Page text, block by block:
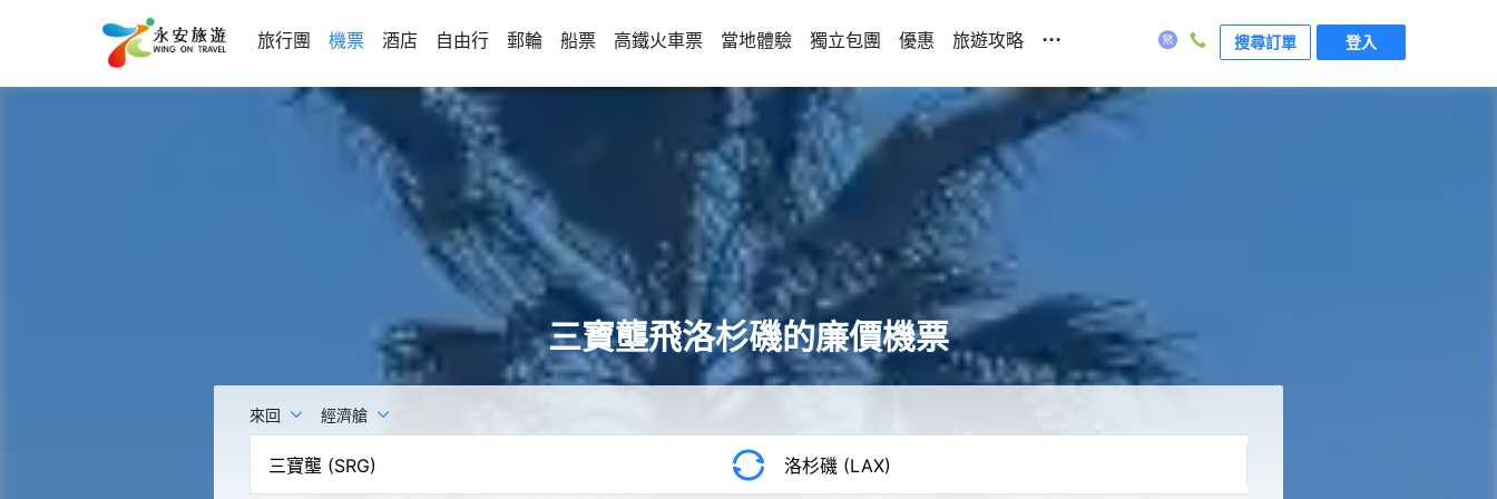
旅行團 機票 酒店 自由行 郵輪 船票 高鐵火車票 當地體驗 獨立包團 優惠 旅遊攻略 ... 搜尋訂單 登入
三寶壟飛洛杉磯的廉價機票
來回 經濟艙